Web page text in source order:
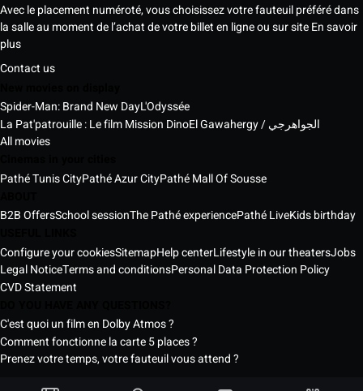
Avec le placement numéroté, vous choisissez votre fauteuil préféré dans
la salle au moment de l’achat de votre billet en ligne ou sur siteEn savoir
plus
Contact us
Spider-Man: Brand New DayL'Odyssée
La Pat'patrouille : Le film Mission Dino
El Gawahergy / الجواهرجي
All movies
Pathé Tunis CityPathé Azur CityPathé Mall Of Sousse
B2B OffersSchool sessionThe Pathé experiencePathé LiveKids birthday
Configure your cookiesSitemapHelp centerLifestyle in our theatersJobs
Legal NoticeTerms and conditionsPersonal Data Protection Policy
CVD Statement
C'est quoi un film en Dolby Atmos ?
Comment fonctionne la carte 5 places ?
Prenez votre temps, votre fauteuil vous attend ?